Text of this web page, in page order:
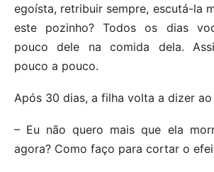
egoísta, retribuir sempre, escutá-la
este pozinho? Todos os dias
pouco dele na comida dela.
pouco a pouco.
Após 30 dias, a filha volta a dizer
– Eu não quero mais que ela
agora? Como faço para cortar o